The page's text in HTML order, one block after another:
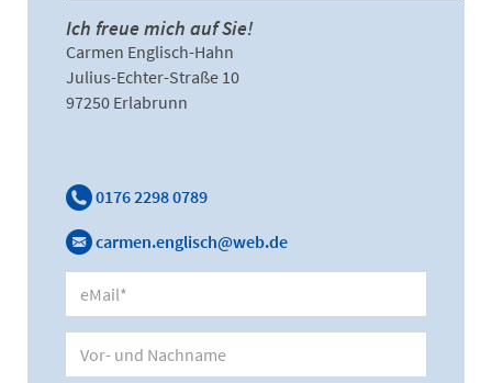
Ich freue mich auf Sie!
Carmen Englisch-Hahn
Julius-Echter-Straße 10
97250 Erlabrunn
0176 2298 0789
carmen.englisch@web.de